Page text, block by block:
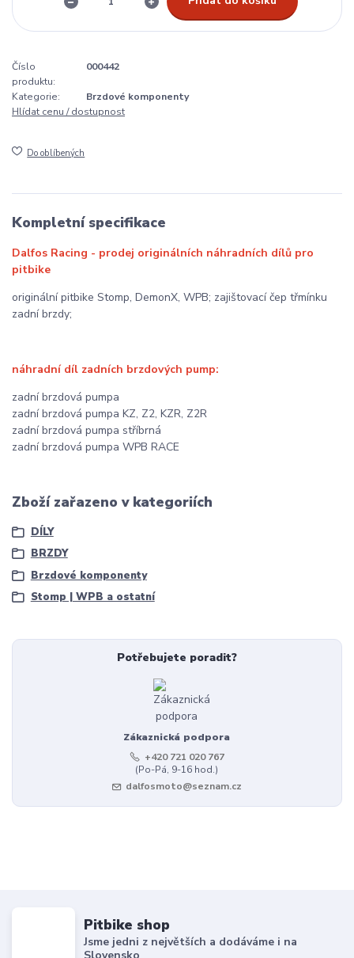
Číslo
produktu:
000442
Kategorie:
Brzdové komponenty
Hlídat cenu / dostupnost
Do oblíbených
Kompletní specifikace
Dalfos Racing - prodej originálních náhradních dílů pro
pitbike
originální pitbike Stomp, DemonX, WPB; zajištovací čep třmínku
zadní brzdy;
náhradní díl zadních brzdových pump:
zadní brzdová pumpa
zadní brzdová pumpa KZ, Z2, KZR, Z2R
zadní brzdová pumpa stříbrná
zadní brzdová pumpa WPB RACE
Zboží zařazeno v kategoriích
DÍLY
BRZDY
Brzdové komponenty
Stomp | WPB a ostatní
Potřebujete poradit?
Zákaznická podpora
+420 721 020 767
(Po-Pá, 9-16 hod.)
dalfosmoto@seznam.cz
Pitbike shop
Jsme jedni z největších a dodáváme i na